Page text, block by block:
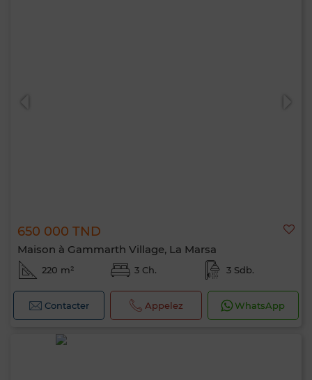
650 000 TND
Maison à Gammarth Village, La Marsa
220 m² 3 Ch. 3 Sdb.
Contacter Appelez WhatsApp